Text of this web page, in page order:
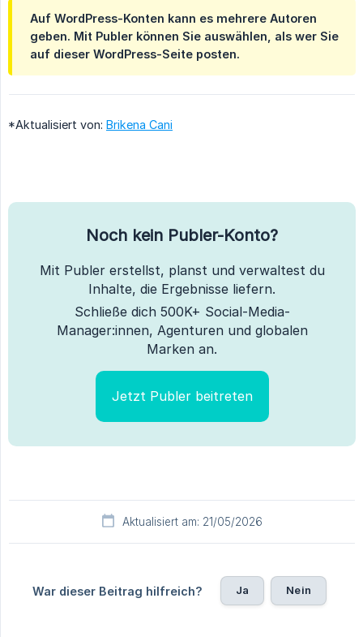
Auf WordPress-Konten kann es mehrere Autoren
geben. Mit Publer können Sie auswählen, als wer Sie
auf dieser WordPress-Seite posten.
*Aktualisiert von: Brikena Cani
Noch kein Publer-Konto?
Mit Publer erstellst, planst und verwaltest du
Inhalte, die Ergebnisse liefern.
Schließe dich 500K+ Social-Media-
Manager:innen, Agenturen und globalen
Marken an.
Jetzt Publer beitreten
Aktualisiert am: 21/05/2026
War dieser Beitrag hilfreich? Ja Nein